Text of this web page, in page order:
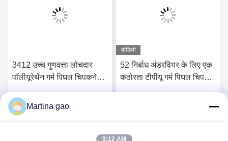
3412 उच्च गुणवत्ता लोचदार
पॉलीयूरेथेन गर्म पिघल चिपकने
सर्वोत्तम मूल्य प्राप्त करें
वीडियो
52 निर्बाध अंडरवियर के लिए एक
कठोरता टीपीयू गर्म पिघल चिपकने
Martina gao
9:12 AM